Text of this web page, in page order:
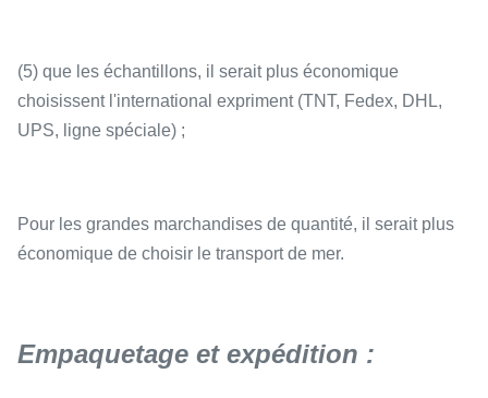
(5) que les échantillons, il serait plus économique
choisissent l'international expriment (TNT, Fedex, DHL,
UPS, ligne spéciale) ;
Pour les grandes marchandises de quantité, il serait plus
économique de choisir le transport de mer.
Empaquetage et expédition :